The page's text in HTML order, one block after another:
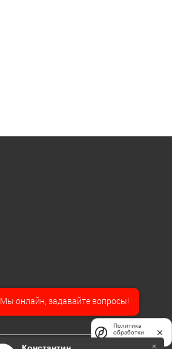
Мы онлайн, задавайте вопросы!
Политика
обработки
данных